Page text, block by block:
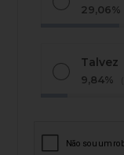
29,06%
Talvez
9,84%